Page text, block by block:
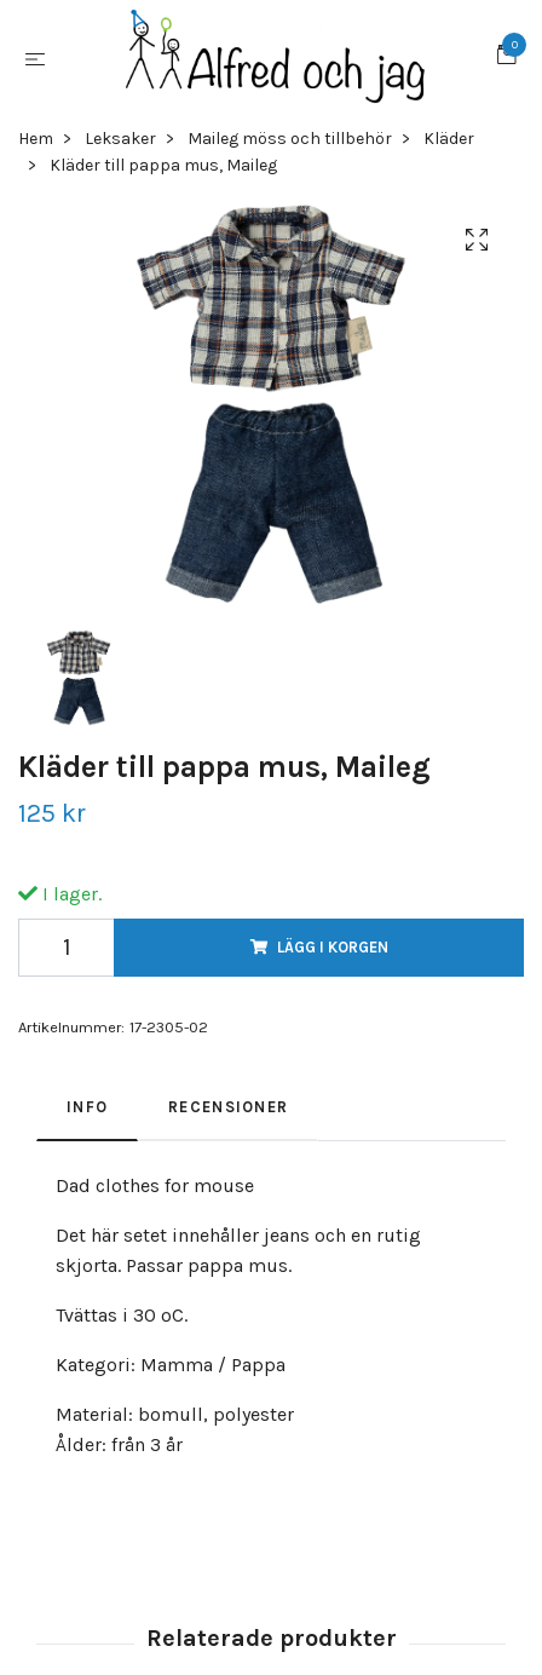
0
Hem Leksaker Maileg möss och tillbehör
Kläder
Kläder till pappa mus, Maileg
Kläder till pappa mus, Maileg
125 kr
I lager.
LÄGG I KORGEN
Artikelnummer: 17-2305-02
INFO RECENSIONER
Dad clothes for mouse
Det här setet innehåller jeans och en rutig
skjorta. Passar pappa mus.
Tvättas i 30 ºC.
Kategori: Mamma / Pappa
Material: bomull, polyester
Ålder: från 3 år